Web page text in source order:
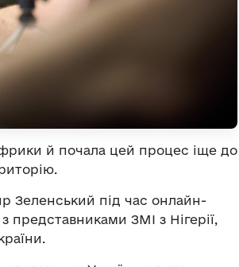
й почала цей процес іще до
Зеленський під час онлайн-
представниками ЗМІ з Нігерії,